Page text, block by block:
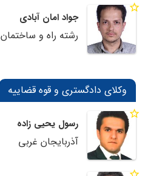
جواد امان آبادی
رشته راه و ساختمان
وکلای دادگستری و قوه قضاییه
رسول یحیی زاده
آذربایجان غربی